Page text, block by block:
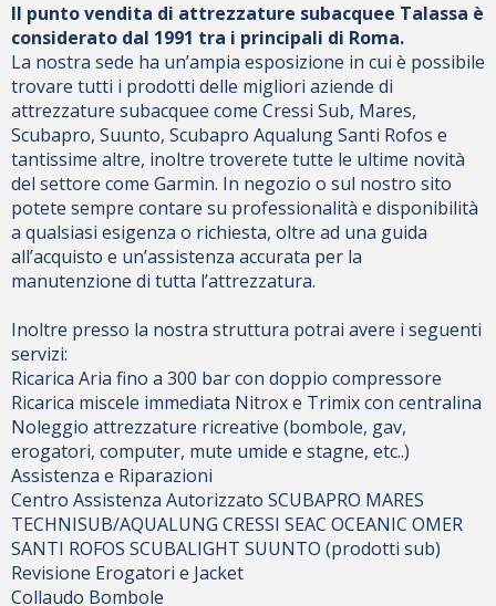
Il punto vendita di attrezzature subacquee Talassa è
considerato dal 1991 tra i principali di Roma.
La nostra sede ha un’ampia esposizione in cui è possibile
trovare tutti i prodotti delle migliori aziende di
attrezzature subacquee come Cressi Sub, Mares,
Scubapro, Suunto, Scubapro Aqualung Santi Rofos e
tantissime altre, inoltre troverete tutte le ultime novità
del settore come Garmin. In negozio o sul nostro sito
potete sempre contare su professionalità e disponibilità
a qualsiasi esigenza o richiesta, oltre ad una guida
all’acquisto e un’assistenza accurata per la
manutenzione di tutta l’attrezzatura.
Inoltre presso la nostra struttura potrai avere i seguenti
servizi:
Ricarica Aria fino a 300 bar con doppio compressore
Ricarica miscele immediata Nitrox e Trimix con centralina
Noleggio attrezzature ricreative (bombole, gav,
erogatori, computer, mute umide e stagne, etc..)
Assistenza e Riparazioni
Centro Assistenza Autorizzato SCUBAPRO MARES
TECHNISUB/AQUALUNG CRESSI SEAC OCEANIC OMER
SANTI ROFOS SCUBALIGHT SUUNTO (prodotti sub)
Revisione Erogatori e Jacket
Collaudo Bombole